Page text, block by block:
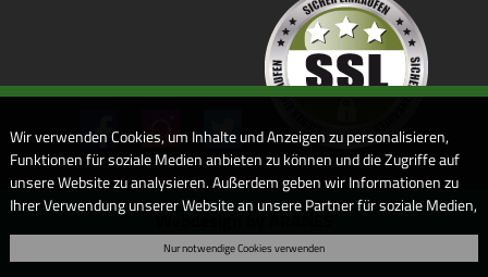
Webdesign by ARANES
Wir verwenden Cookies, um Inhalte und Anzeigen zu personalisieren,
Funktionen für soziale Medien anbieten zu können und die Zugriffe auf
unsere Website zu analysieren. Außerdem geben wir Informationen zu
Ihrer Verwendung unserer Website an unsere Partner für soziale Medien,
Informationen möglicherweise mit weiteren Daten zusammen, die Sie
Nur notwendige Cookies verwenden